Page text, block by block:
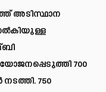
അടിസ്ഥാന
700
750